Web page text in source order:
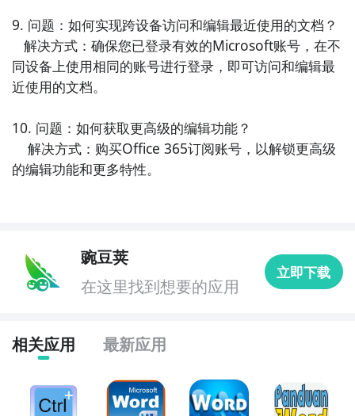
功能。它支持多种文件格式的编辑
9. 问题：如何实现跨设备访问和编辑最近使用的文档？
同设备上使用相同的账号进行登录，即可访问和编辑最
近使用的文档。
10. 问题：如何获取更高级的编辑功能？
的编辑功能和更多特性。
豌豆荚
在这里找到想要的应用
立即下载
相关应用 最新应用